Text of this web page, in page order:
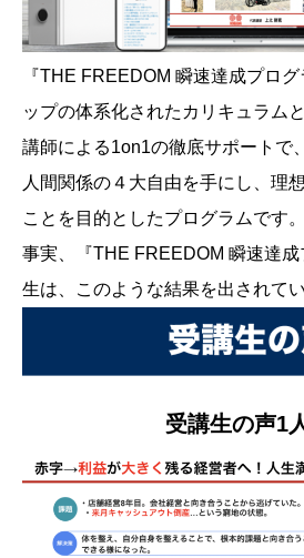
『THE FREEDOM 瞬速達成プロ
ップの体系化されたカリキュラム
講師による1on1の徹底サポートで
人間関係の４大自由を手にし、理
ことを目的としたプログラムです。
事実、『THE FREEDOM 瞬速達
生は、このような結果を出されてい
受講生の声1